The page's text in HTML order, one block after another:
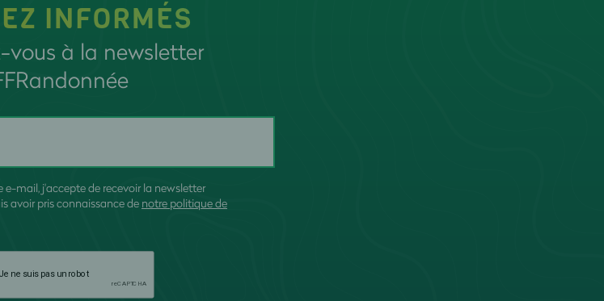
INFORMÉS
vous à la newsletter
e-mail, j'accepte de recevoir la newsletter
avoir pris connaissance de notre politique de